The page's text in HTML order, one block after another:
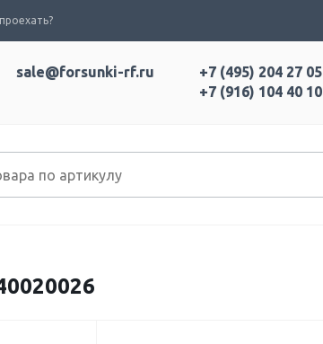
+7 (495) 204 27 05
+7 (916) 104 40 10
sale@forsunki-rf.ru